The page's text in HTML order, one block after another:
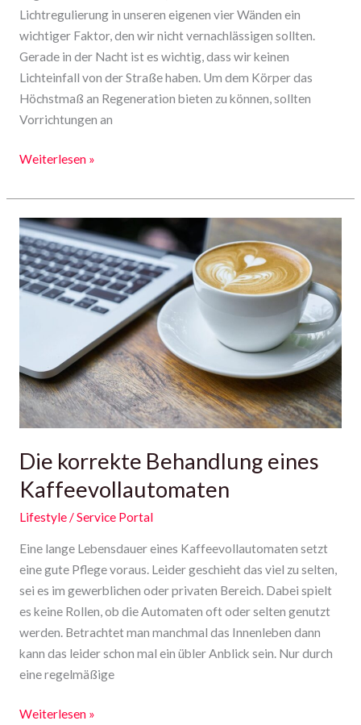
Lichtregulierung in unseren eigenen vier Wänden ein
wichtiger Faktor, den wir nicht vernachlässigen sollten.
Gerade in der Nacht ist es wichtig, dass wir keinen
Lichteinfall von der Straße haben. Um dem Körper das
Höchstmaß an Regeneration bieten zu können, sollten
Vorrichtungen an
Weiterlesen »
Die korrekte Behandlung eines
Kaffeevollautomaten
Lifestyle/Service Portal
Eine lange Lebensdauer eines Kaffeevollautomaten setzt
eine gute Pflege voraus. Leider geschieht das viel zu selten,
sei es im gewerblichen oder privaten Bereich. Dabei spielt
es keine Rollen, ob die Automaten oft oder selten genutzt
werden. Betrachtet man manchmal das Innenleben dann
kann das leider schon mal ein übler Anblick sein. Nur durch
eine regelmäßige
Die
korrekte
Behandlung
eines
Kaffeevollautomaten
Weiterlesen »